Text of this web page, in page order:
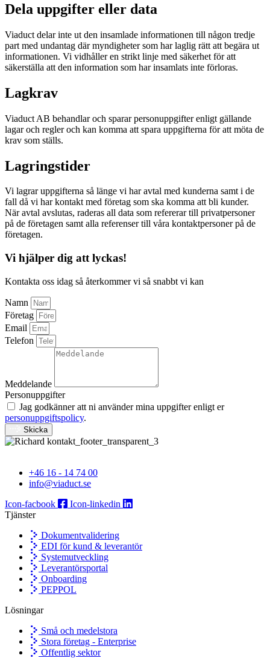
Dela uppgifter eller data
Viaduct delar inte ut den insamlade informationen till någon tredje
part med undantag där myndigheter som har laglig rätt att begära ut
informationen. Vi vidhåller en strikt linje med säkerhet för att
säkerställa att den information som har insamlats inte förloras.
Lagkrav
Viaduct AB behandlar och sparar personuppgifter enligt gällande
lagar och regler och kan komma att spara uppgifterna för att möta de
krav som ställs.
Lagringstider
Vi lagrar uppgifterna så länge vi har avtal med kunderna samt i de
fall då vi har kontakt med företag som ska komma att bli kunder.
När avtal avslutas, raderas all data som refererar till privatpersoner
på de företagen samt alla referenser till våra kontaktpersoner på de
företagen.
Vi hjälper dig att lyckas!
Kontakta oss idag så återkommer vi så snabbt vi kan
Namn
Företag
Email
Telefon
Meddelande
Personuppgifter
Jag godkänner att ni använder mina uppgifter enligt er
personuppgiftspolicy.
Skicka
+46 16 - 14 74 00
info@viaduct.se
Icon-facbook
Icon-linkedin
Tjänster
Dokumentvalidering
EDI för kund & leverantör
Systemutveckling
Leverantörsportal
Onboarding
PEPPOL
Lösningar
Små och medelstora
Stora företag - Enterprise
Offentlig sektor